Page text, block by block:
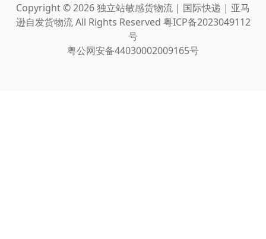
Copyright © 2026独立站敏感货物流 | 国际快递 | 亚马
逊自发货物流All Rights Reserved 粤ICP备2023049112
号
粤公网安备44030002009165号